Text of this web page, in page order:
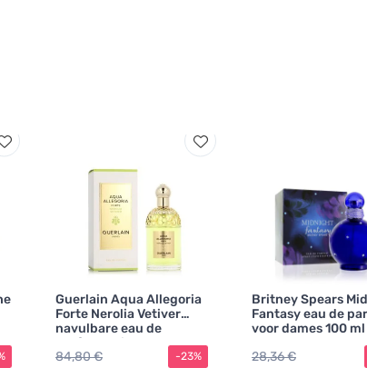
Guerlain Aqua Allegoria
Forte Nerolia Vetiver
navulbare eau de
parfum unisex
84,80 €
-23%
Britney Spears
Fantasy eau de
voor dames 100 ml
28,36 €